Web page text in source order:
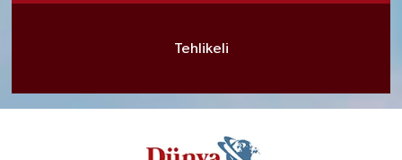
Tehlikeli